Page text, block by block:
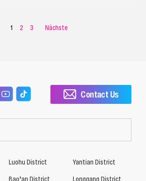
1 2 3 Nächste
Contact Us
Luohu District
Yantian District